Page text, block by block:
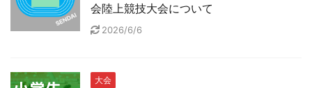
会陸上競技大会について
2026/6/6
大会